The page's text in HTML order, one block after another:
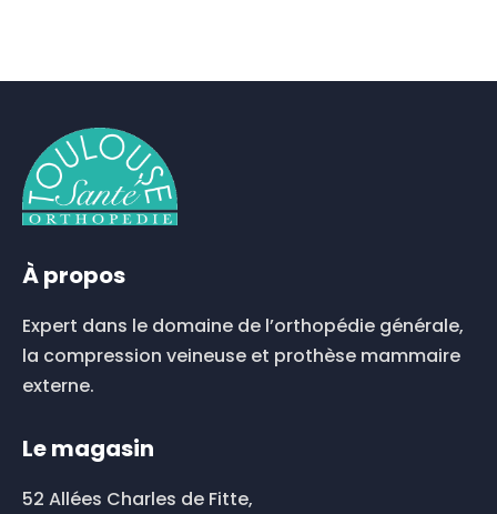
À propos
Expert dans le domaine de l’orthopédie générale,
la compression veineuse et prothèse mammaire
externe.
Le magasin
52 Allées Charles de Fitte,